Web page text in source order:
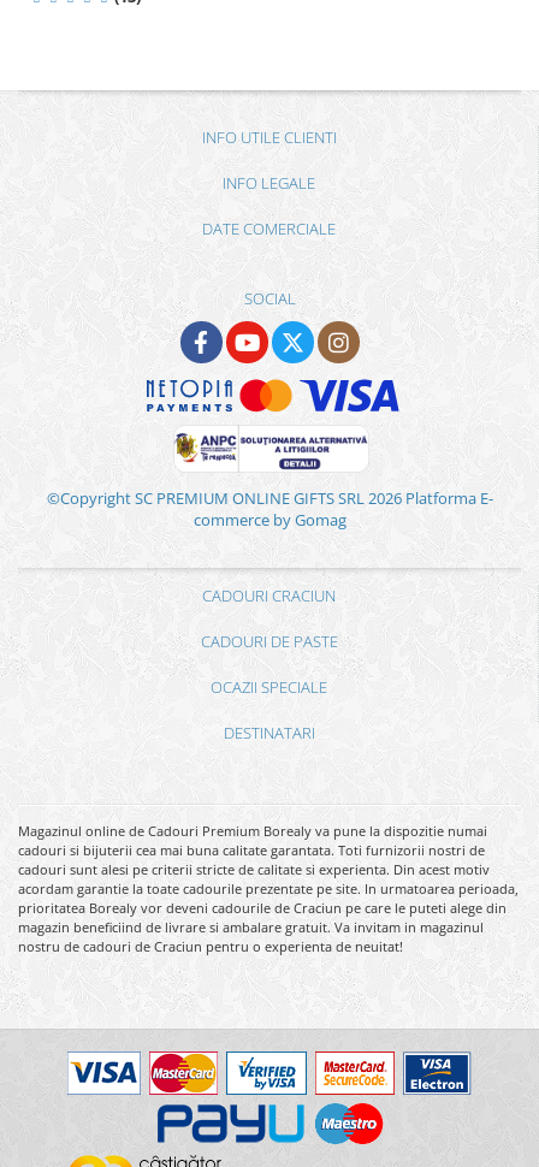
INFO UTILE CLIENTI
INFO LEGALE
DATE COMERCIALE
SOCIAL
©Copyright SC PREMIUM ONLINE GIFTS SRL 2026 Platforma E-
commerce by Gomag
CADOURI CRACIUN
CADOURI DE PASTE
OCAZII SPECIALE
DESTINATARI
Magazinul online de Cadouri Premium Borealy va pune la dispozitie numai
cadouri si bijuterii cea mai buna calitate garantata. Toti furnizorii nostri de
cadouri sunt alesi pe criterii stricte de calitate si experienta. Din acest motiv
acordam garantie la toate cadourile prezentate pe site. In urmatoarea perioada,
prioritatea Borealy vor deveni cadourile de Craciun pe care le puteti alege din
magazin beneficiind de livrare si ambalare gratuit. Va invitam in magazinul
nostru de cadouri de Craciun pentru o experienta de neuitat!